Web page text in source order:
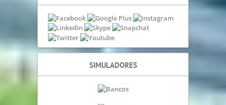
SIMULADORES